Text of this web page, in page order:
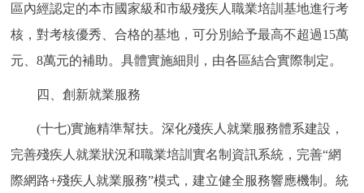
區內經認定的本市國家級和市級殘疾人職業培訓基地進行考
核，對考核優秀、合格的基地，可分別給予最高不超過15萬
元、8萬元的補助。具體實施細則，由各區結合實際制定。
四、創新就業服務
(十七)實施精準幫扶。深化殘疾人就業服務體系建設，
完善殘疾人就業狀況和職業培訓實名制資訊系統，完善“網
際網路+殘疾人就業服務”模式，建立健全服務響應機制。統